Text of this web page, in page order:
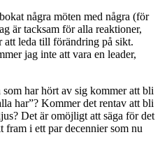
några möten med några (för
är tacksam för alla reaktioner,
att leda till förändring på sikt.
jag inte att vara en leader,
har hört av sig kommer att bli
har”? Kommer det rentav att bli
Det är omöjligt att säga för det
fram i ett par decennier som nu